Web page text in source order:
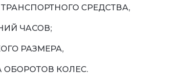
СРЕДСТВА,
ЧАСОВ;
РАЗМЕРА,
ОБОРОТОВ КОЛЕС.